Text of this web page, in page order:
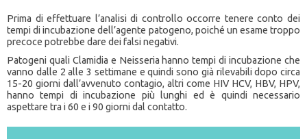
Prima di effettuare l’analisi di controllo occorre tenere conto dei
tempi di incubazione dell’agente patogeno, poiché un esame troppo
precoce potrebbe dare dei falsi negativi.
Patogeni quali Clamidia e Neisseria hanno tempi di incubazione che
vanno dalle 2 alle 3 settimane e quindi sono già rilevabili dopo circa
15-20 giorni dall’avvenuto contagio, altri come HIV HCV, HBV, HPV,
hanno tempi di incubazione più lunghi ed è quindi necessario
aspettare tra i 60 e i 90 giorni dal contatto.